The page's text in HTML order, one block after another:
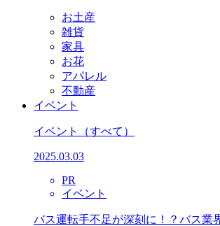
お土産
雑貨
家具
お花
アパレル
不動産
イベント
イベント （すべて）
2025.03.03
PR
イベント
バス運転手不足が深刻に！？バス業